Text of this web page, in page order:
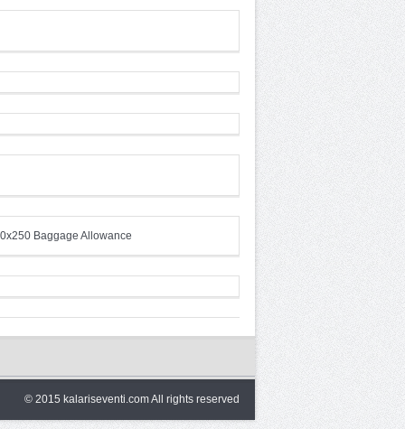
© 2015 kalariseventi.com All rights reserved